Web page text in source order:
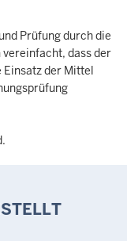
Prüfung durch die
dass der
Einsatz der Mittel